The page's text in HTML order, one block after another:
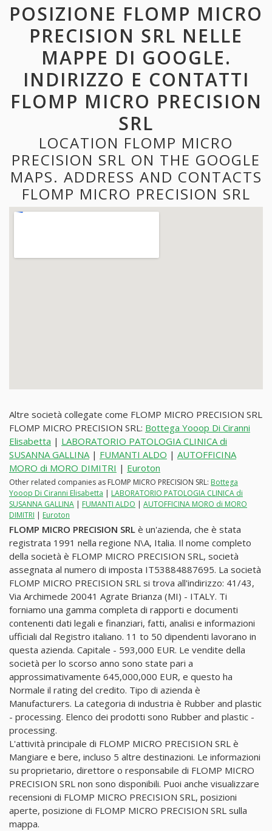
POSIZIONE FLOMP MICRO
PRECISION SRL NELLE
MAPPE DI GOOGLE.
INDIRIZZO E CONTATTI
FLOMP MICRO PRECISION
SRL
LOCATION FLOMP MICRO
PRECISION SRL ON THE GOOGLE
MAPS. ADDRESS AND CONTACTS
FLOMP MICRO PRECISION SRL
Altre società collegate come FLOMP MICRO PRECISION SRL
FLOMP MICRO PRECISION SRL: Bottega Yooop Di Ciranni
Elisabetta | LABORATORIO PATOLOGIA CLINICA di
SUSANNA GALLINA | FUMANTI ALDO | AUTOFFICINA
MORO di MORO DIMITRI | Euroton
Other related companies as FLOMP MICRO PRECISION SRL: Bottega
Yooop Di Ciranni Elisabetta | LABORATORIO PATOLOGIA CLINICA di
SUSANNA GALLINA | FUMANTI ALDO | AUTOFFICINA MORO di MORO
DIMITRI | Euroton
FLOMP MICRO PRECISION SRL è un'azienda, che è stata
registrata 1991 nella regione N\A, Italia. Il nome completo
della società è FLOMP MICRO PRECISION SRL, società
assegnata al numero di imposta IT53884887695. La società
FLOMP MICRO PRECISION SRL si trova all'indirizzo: 41/43,
Via Archimede 20041 Agrate Brianza (MI) - ITALY. Ti
forniamo una gamma completa di rapporti e documenti
contenenti dati legali e finanziari, fatti, analisi e informazioni
ufficiali dal Registro italiano. 11 to 50 dipendenti lavorano in
questa azienda. Capitale - 593,000 EUR. Le vendite della
società per lo scorso anno sono state pari a
approssimativamente 645,000,000 EUR, e questo ha
Normale il rating del credito. Tipo di azienda è
Manufacturers. La categoria di industria è Rubber and plastic
- processing. Elenco dei prodotti sono Rubber and plastic -
processing.
L'attività principale di FLOMP MICRO PRECISION SRL è
Mangiare e bere, incluso 5 altre destinazioni. Le informazioni
su proprietario, direttore o responsabile di FLOMP MICRO
PRECISION SRL non sono disponibili. Puoi anche visualizzare
recensioni di FLOMP MICRO PRECISION SRL, posizioni
aperte, posizione di FLOMP MICRO PRECISION SRL sulla
mappa.